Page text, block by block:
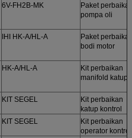
6V-FH2B-MK
Paket
pompa oli
IHI HK-A/HL-A
Paket
bodi motor
HK-A/HL-A
Kit perbaikan
manifold katup
KIT SEGEL
Kit perbaikan
katup kontrol
KIT SEGEL
Kit perbaikan
operator kontrol